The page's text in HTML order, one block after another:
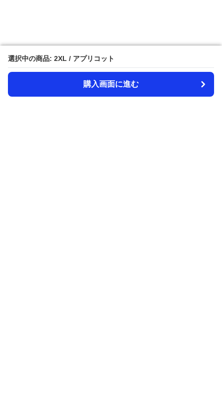
選択中の商品: 2XL / アプリコット
購入画面に進む
選択中の商品: 2XL / アプリコット
購入画面に進む